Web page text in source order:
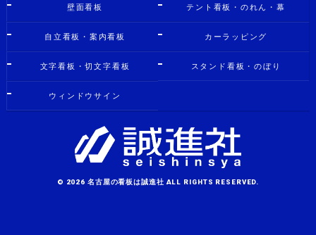
壁面看板 テント看板・のれん・幕
自立看板・案内看板 カーラッピング
文字看板・切文字看板 スタンド看板・のぼり
ウィンドウサイン
© 2026 名古屋の看板は誠進社 ALL RIGHTS RESERVED.